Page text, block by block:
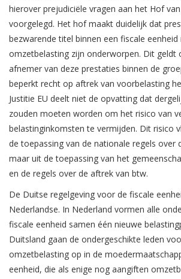
hierover prejudiciële vragen aan het Hof van
voorgelegd. Het hof maakt duidelijk dat
bezwarende titel binnen een fiscale eenheid
omzetbelasting zijn onderworpen. Dit geldt
afnemer van deze prestaties binnen de
beperkt recht op aftrek van voorbelasting
Justitie EU deelt niet de opvatting dat
zouden moeten worden om het risico van
belastinginkomsten te vermijden. Dit risico
de toepassing van de nationale regels over
maar uit de toepassing van het
en de regels over de aftrek van btw.
De Duitse regelgeving voor de fiscale
Nederlandse. In Nederland vormen alle
fiscale eenheid samen één nieuwe
Duitsland gaan de ondergeschikte leden
omzetbelasting op in de
eenheid, die als enige nog aangiften